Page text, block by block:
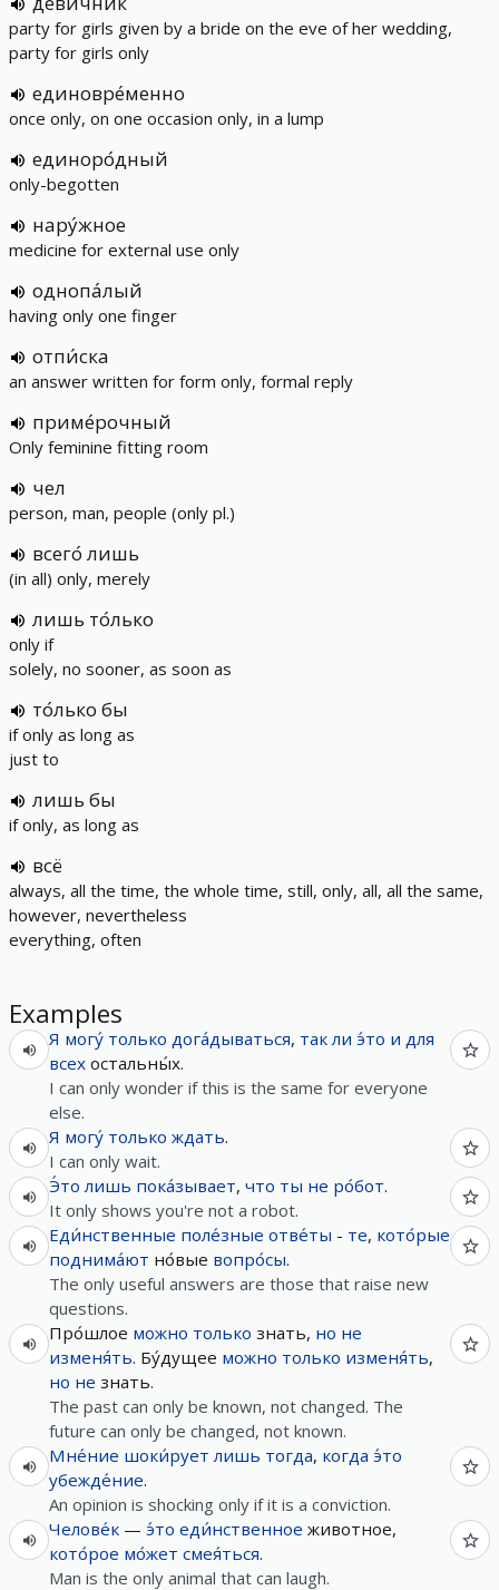
party for girls given by a bride on the eve of her wedding,
party for girls only
единовре́менно
once only, on one occasion only, in a lump
единоро́дный
only-begotten
нару́жное
medicine for external use only
однопа́лый
having only one finger
отпи́ска
an answer written for form only, formal reply
приме́рочный
Only feminine fitting room
чел
person, man, people (only pl.)
всего́ лишь
(in all) only, merely
лишь то́лько
only if
solely, no sooner, as soon as
то́лько бы
if only as long as
just to
лишь бы
if only, as long as
всё
always, all the time, the whole time, still, only, all, all the same,
however, nevertheless
everything, often
Examples
Я могу́ только дога́дываться, так ли э́то и для
всех остальны́х.
I can only wonder if this is the same for everyone
else.
Я могу́ только ждать.
I can only wait.
Э́то лишь пока́зывает, что ты не ро́бот.
It only shows you're not a robot.
Еди́нственные поле́зные отве́ты - те, кото́рые
поднима́ют но́вые вопро́сы.
The only useful answers are those that raise new
questions.
Про́шлое можно только знать, но не
изменя́ть. Бу́дущее можно только изменя́ть,
но не знать.
The past can only be known, not changed. The
future can only be changed, not known.
Мне́ние шоки́рует лишь тогда, когда э́то
убежде́ние.
An opinion is shocking only if it is a conviction.
Челове́к — э́то еди́нственное животное,
кото́рое мо́жет смея́ться.
Man is the only animal that can laugh.